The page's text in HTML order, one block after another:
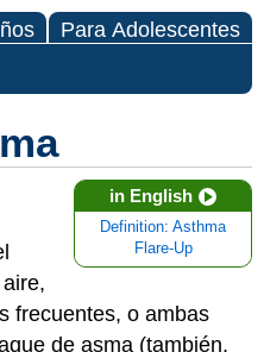
Para Adolescentes
in English
Definition: Asthma
Flare-Up
frecuentes, o ambas
de asma (también,